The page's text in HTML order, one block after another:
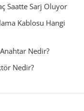
Saatte Sarj Oluyor
Kablosu Hangi
Nedir?
Nedir?